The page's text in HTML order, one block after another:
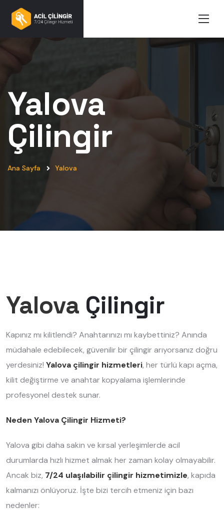
Yalova
Çilingir
Ana Sayfa Yalova
Yalova Çilingir
Kapınız mı kilitlendi? Anahtarınızı mı kaybettiniz? Anında
müdahale edebilecek, güvenilir bir çilingir arıyorsanız doğru
yerdesiniz! Yalova çilingir hizmetleri, her türlü kapı açma,
kilit değiştirme ve anahtar kopyalama işlemlerinde
profesyonel destek sunar.
Neden Yalova Çilingir Hizmeti?
Yalova gibi daha sakin ve kırsal yerleşimlerde acil
durumlarda hızlı hizmet almak her zaman kolay olmayabilir.
Ancak biz, 7/24 ulaşılabilir çilingir hizmetimizle, kapıda
kalmanızı önlüyoruz. İşte bizi tercih etmeniz için bazı
nedenler: